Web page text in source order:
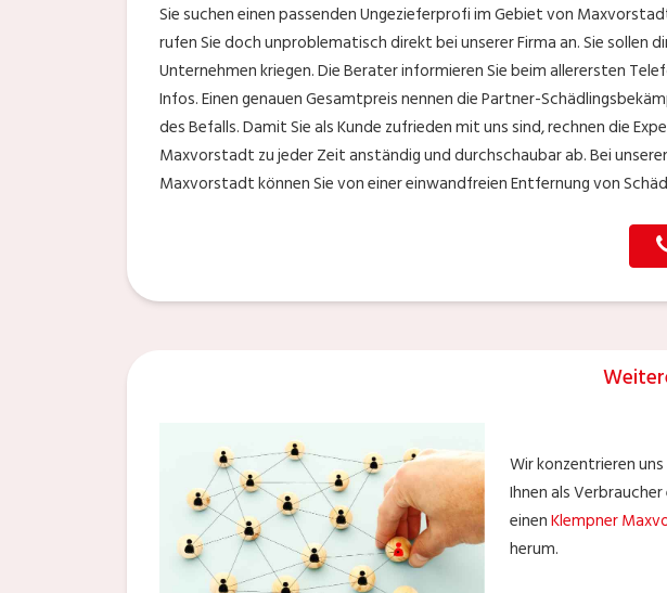
Sie suchen einen passenden Ungezieferprofi im Gebiet von
rufen Sie doch unproblematisch direkt bei unserer Firma an. Sie sollen
Unternehmen kriegen. Die Berater informieren Sie beim allerersten
Infos. Einen genauen Gesamtpreis nennen die Partner-
des Befalls. Damit Sie als Kunde zufrieden mit uns sind, rechnen die
Maxvorstadt zu jeder Zeit anständig und durchschaubar ab. Bei
Maxvorstadt können Sie von einer einwandfreien Entfernung von
Wir konzentrieren
Ihnen als
einenKlempner
herum.